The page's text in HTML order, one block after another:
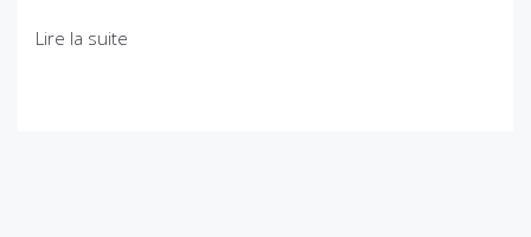
Lire la suite